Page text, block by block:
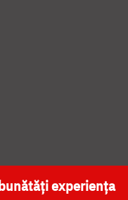
NAȚIONALĂ
experiența